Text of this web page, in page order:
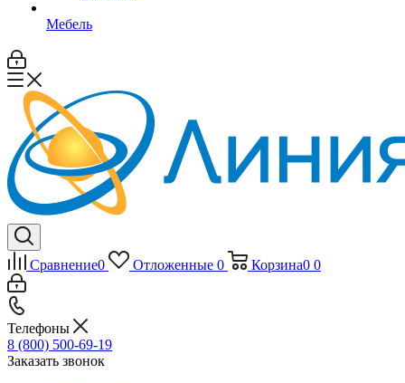
Мебель
Сравнение0 Отложенные 0 Корзина0 0
Телефоны
8 (800) 500-69-19
Заказать звонок